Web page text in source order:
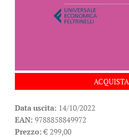
ACQUISTA
Data uscita: 14/10/2022
EAN: 9788858849972
Prezzo: € 299,00